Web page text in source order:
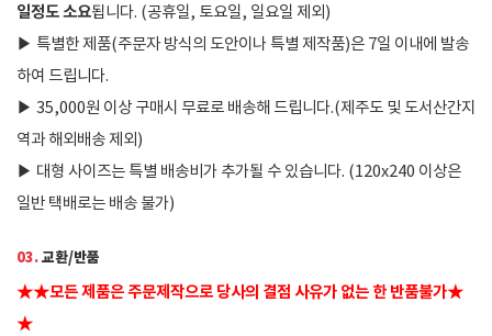
일정도 소요됩니다. (공휴일, 토요일, 일요일 제외)
▶ 특별한 제품(주문자 방식의 도안이나 특별 제작품)은 7일 이내에 발송
하여 드립니다.
▶ 35,000원 이상 구매시 무료로 배송해 드립니다.(제주도 및 도서산간지
역과 해외배송 제외)
▶ 대형 사이즈는 특별 배송비가 추가될 수 있습니다. (120x240 이상은
일반 택배로는 배송 불가)
03.교환/반품
★★모든 제품은 주문제작으로 당사의 결점 사유가 없는 한 반품불가★
★